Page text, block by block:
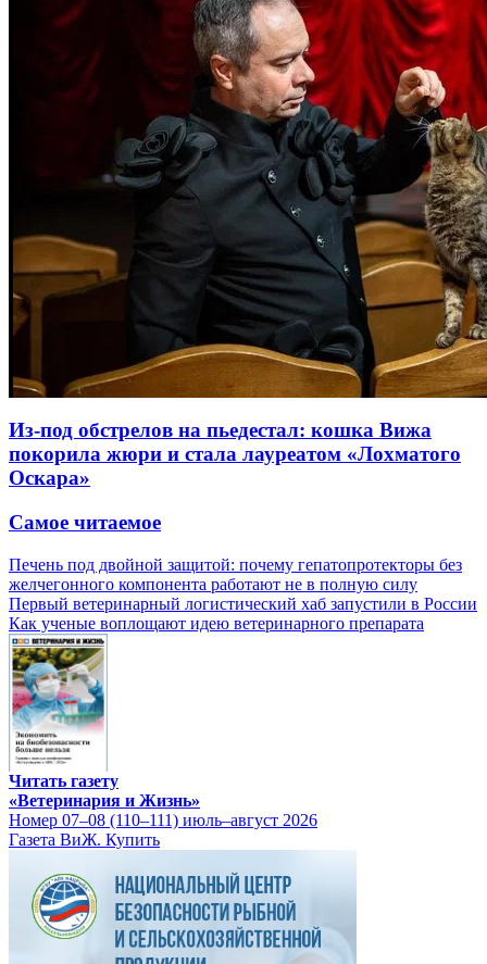
Из-под обстрелов на пьедестал: кошка Вижа
покорила жюри и стала лауреатом «Лохматого
Оскара»
Самое читаемое
Печень под двойной защитой: почему гепатопротекторы без
желчегонного компонента работают не в полную силу
Первый ветеринарный логистический хаб запустили в России
Как ученые воплощают идею ветеринарного препарата
Читать газету
«Ветеринария и Жизнь»
Номер 07–08 (110–111) июль–август 2026
Газета ВиЖ. Купить